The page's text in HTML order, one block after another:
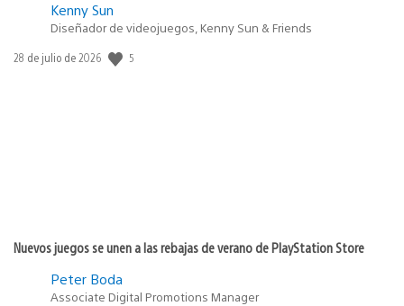
Kenny Sun
Diseñador de videojuegos, Kenny Sun & Friends
Fecha
28 de julio de 2026 5
Nuevos juegos se unen a las rebajas de verano de PlayStation Store
Peter Boda
Associate Digital Promotions Manager